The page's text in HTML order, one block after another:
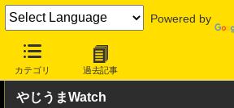
Powered by
カテゴリ 過去記事
INTERNET Watch トピック
やじうまWatch